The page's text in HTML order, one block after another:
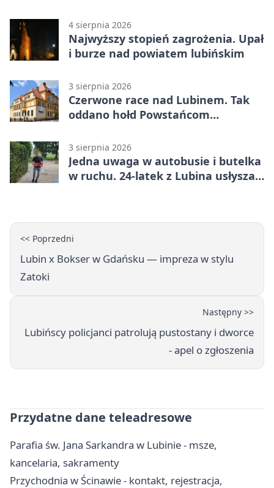
4 sierpnia 2026
Najwyższy stopień zagrożenia. Upał
i burze nad powiatem lubińskim
3 sierpnia 2026
Czerwone race nad Lubinem. Tak
oddano hołd Powstańcom
3 sierpnia 2026
Jedna uwaga w autobusie i butelka
w ruchu. 24-latek z Lubina usłyszał
<< Poprzedni
Lubin x Bokser w Gdańsku — impreza w stylu
Zatoki
Następny >>
Lubińscy policjanci patrolują pustostany i dworce
- apel o zgłoszenia
Przydatne dane teleadresowe
Parafia św. Jana Sarkandra w Lubinie - msze,
kancelaria, sakramenty
Przychodnia w Ścinawie - kontakt, rejestracja,